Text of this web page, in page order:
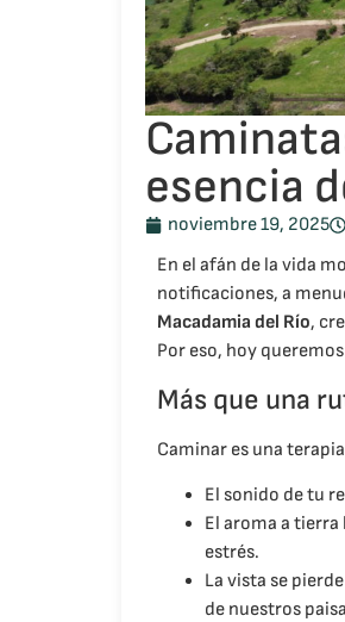
esencia
noviembre 19, 2025
En el afán de la vida
notificaciones, a
Macadamia del Río,
Por eso, hoy
Más que una
Caminar es una
El sonido de tu
El aroma a
estrés.
La vista se
de nuestros